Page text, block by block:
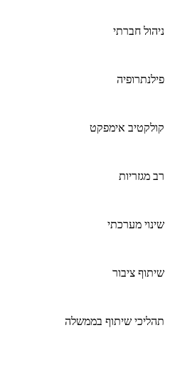
ניהול חברתי
פילנתרופיה
קולקטיב אימפקט
רב מגזריות
שינוי מערכתי
שיתוף ציבור
תהליכי שיתוף בממשלה